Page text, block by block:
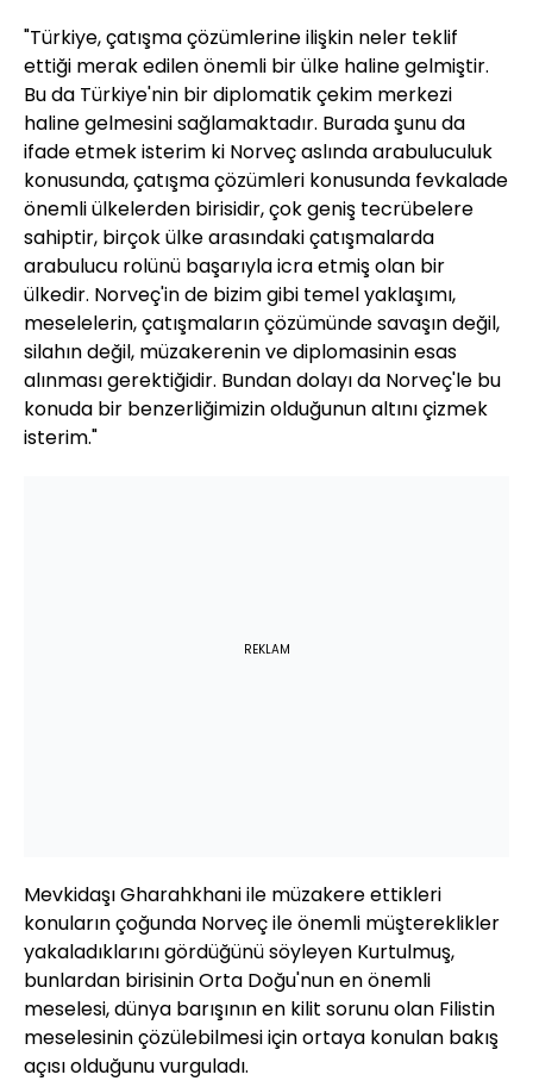
"Türkiye, çatışma çözümlerine ilişkin neler teklif
ettiği merak edilen önemli bir ülke haline gelmiştir.
Bu da Türkiye'nin bir diplomatik çekim merkezi
haline gelmesini sağlamaktadır. Burada şunu da
ifade etmek isterim ki Norveç aslında arabuluculuk
konusunda, çatışma çözümleri konusunda fevkalade
önemli ülkelerden birisidir, çok geniş tecrübelere
sahiptir, birçok ülke arasındaki çatışmalarda
arabulucu rolünü başarıyla icra etmiş olan bir
ülkedir. Norveç'in de bizim gibi temel yaklaşımı,
meselelerin, çatışmaların çözümünde savaşın değil,
silahın değil, müzakerenin ve diplomasinin esas
alınması gerektiğidir. Bundan dolayı da Norveç'le bu
konuda bir benzerliğimizin olduğunun altını çizmek
isterim."
REKLAM
Mevkidaşı Gharahkhani ile müzakere ettikleri
konuların çoğunda Norveç ile önemli müştereklikler
yakaladıklarını gördüğünü söyleyen Kurtulmuş,
bunlardan birisinin Orta Doğu'nun en önemli
meselesi, dünya barışının en kilit sorunu olan Filistin
meselesinin çözülebilmesi için ortaya konulan bakış
açısı olduğunu vurguladı.